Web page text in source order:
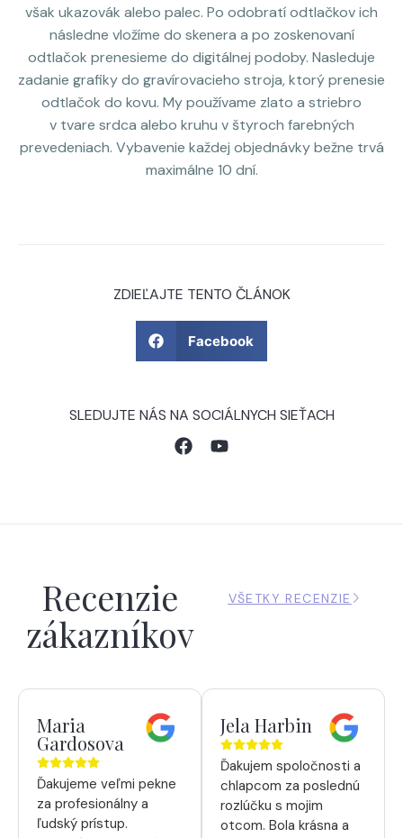
ZDIEĽAJTE TENTO ČLÁNOK
Facebook
SLEDUJTE NÁS NA SOCIÁLNYCH SIEŤACH
však ukazovák alebo palec. Po odobratí odtlačkov ich
následne vložíme do skenera a po zoskenovaní
odtlačok prenesieme do digitálnej podoby. Nasleduje
zadanie grafiky do gravírovacieho stroja, ktorý prenesie
odtlačok do kovu. My používame zlato a striebro
v tvare srdca alebo kruhu v štyroch farebných
prevedeniach. Vybavenie každej objednávky bežne trvá
maximálne 10 dní.
Recenzie
zákazníkov
VŠETKY RECENZIE
Maria
Gardosova
Ďakujeme veľmi pekne
za profesionálny a
ľudský prístup.
Jela Harbin
Ďakujem spoločnosti a
chlapcom za poslednú
rozlúčku s mojim
otcom. Bola krásna a